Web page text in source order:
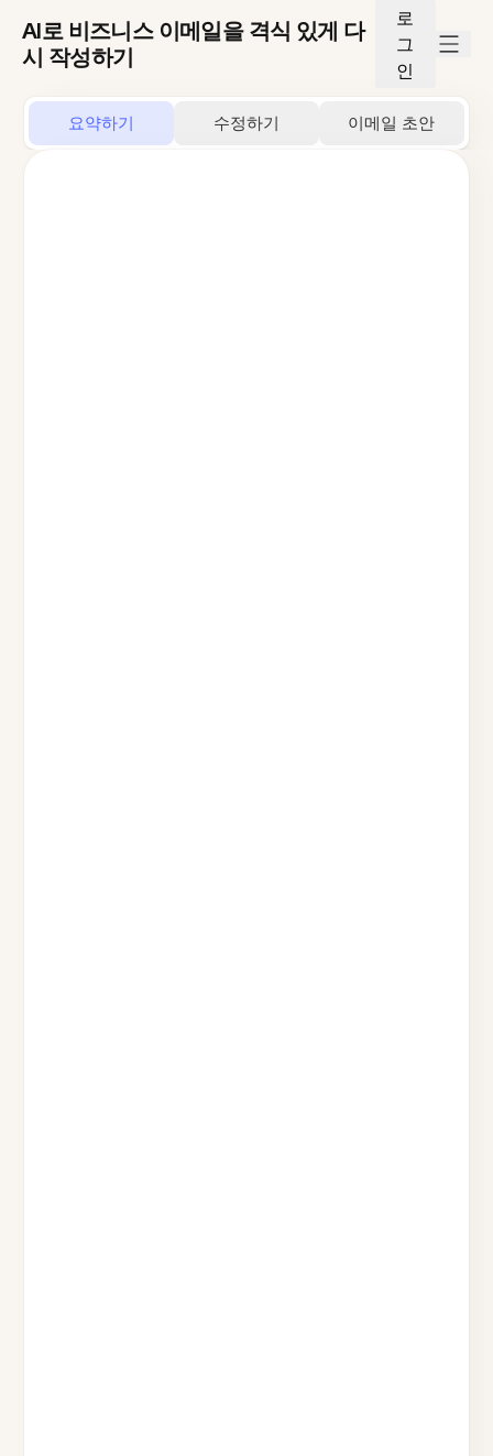
AI로 비즈니스 이메일을 격식 있게 다
시 작성하기
로
그
인
요약하기 수정하기 이메일 초안